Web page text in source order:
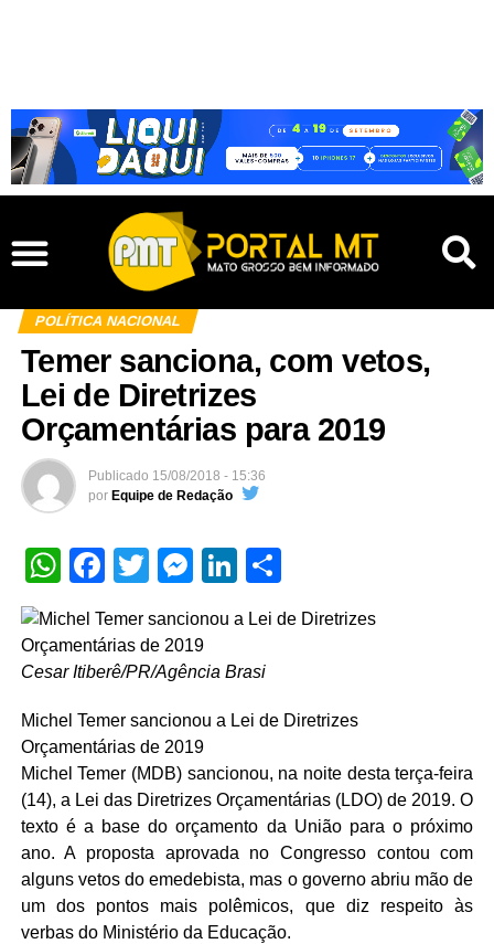
POLÍTICA NACIONAL
Temer sanciona, com vetos,
Lei de Diretrizes
Orçamentárias para 2019
Publicado 15/08/2018 - 15:36
por Equipe de Redação
WhatsApp
Facebook
TwitterMessenger
LinkedIn
Cesar Itiberê/PR/Agência Brasi
Michel Temer sancionou a Lei de Diretrizes
Orçamentárias de 2019
Michel Temer (MDB) sancionou, na noite desta terça-feira
(14), a Lei das Diretrizes Orçamentárias (LDO) de 2019. O
texto é a base do orçamento da União para o próximo
ano. A proposta aprovada no Congresso contou com
alguns vetos do emedebista, mas o governo abriu mão de
um dos pontos mais polêmicos, que diz respeito às
verbas do Ministério da Educação.